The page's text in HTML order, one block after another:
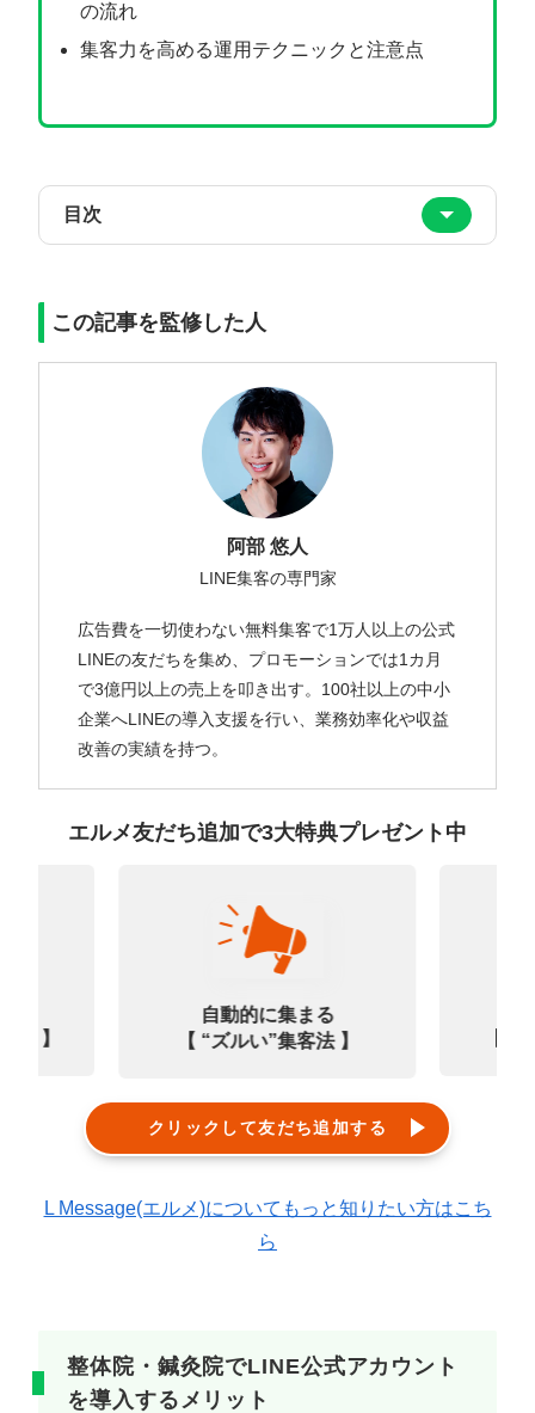
の流れ
集客力を高める運用テクニックと注意点
目次
この記事を監修した人
阿部 悠人
LINE集客の専門家
広告費を一切使わない無料集客で1万人以上の公式
LINEの友だちを集め、プロモーションでは1カ月
で3億円以上の売上を叩き出す。100社以上の中小
企業へLINEの導入支援を行い、業務効率化や収益
改善の実績を持つ。
エルメ友だち追加で3大特典プレゼント中
選 】
自動的に集まる
【 “ズルい”集客法 】
クリックして友だち追加する
L Message(エルメ)についてもっと知りたい方はこち
ら
整体院・鍼灸院でLINE公式アカウント
を導入するメリット